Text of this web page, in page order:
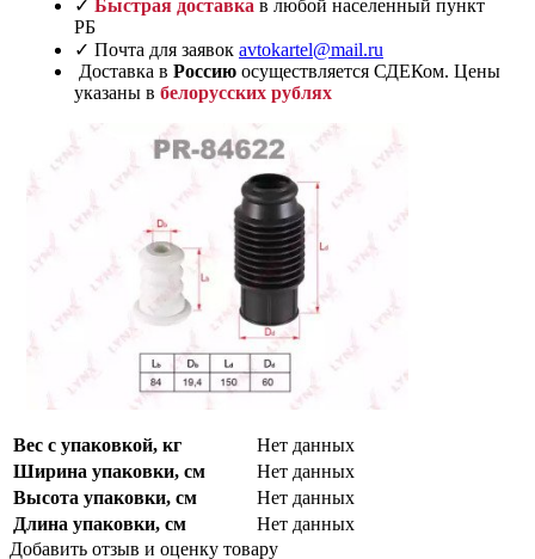
✓ Быстрая доставка в любой населенный пункт
РБ
✓ Почта для заявок avtokartel@mail.ru
Доставка в Россию осуществляется СДЕКом. Цены
указаны в белорусских рублях
Вес с упаковкой, кг
Нет данных
Ширина упаковки, см
Нет данных
Высота упаковки, см
Нет данных
Длина упаковки, см
Нет данных
Добавить отзыв и оценку товару